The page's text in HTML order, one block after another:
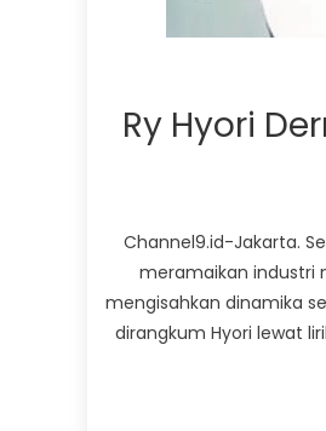
Ry Hyori
Channel9.id-Jakarta.
meramaikan industri
mengisahkan dinamika
dirangkum Hyori lewat